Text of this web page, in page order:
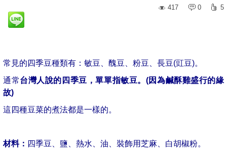
417
0 5
常見的四季豆種類有：敏豆、醜豆、粉豆、長豆(豇豆)。
通常台灣人說的四季豆，單單指敏豆。(因為鹹酥雞盛行的緣
故)
這四種豆菜的煮法都是一樣的。
材料： 四季豆、鹽、熱水、油、裝飾用芝麻、白胡椒粉。